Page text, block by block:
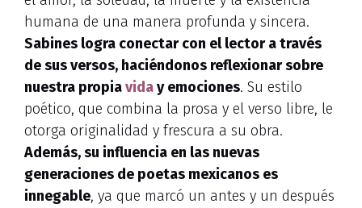
humana de una manera profunda y sincera.
Sabines logra conectar con el lector a través
de sus versos, haciéndonos reflexionar sobre
nuestra propiaviday emociones. Su estilo
poético, que combina la prosa y el verso libre, le
otorga originalidad y frescura a su obra.
Además, su influencia en las nuevas
generaciones de poetas mexicanos es
innegable, ya que marcó un antes y un después